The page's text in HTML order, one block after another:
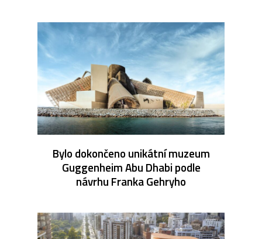
Bylo dokončeno unikátní muzeum
Guggenheim Abu Dhabi podle
návrhu Franka Gehryho